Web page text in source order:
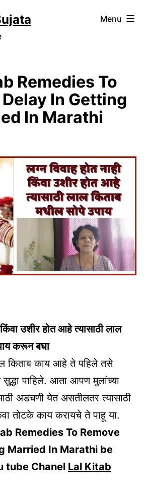
Menu
Remedies To
In Getting
In Marathi
किंवा उशीर होत आहे त्यासाठी लाल
करून बघा
किताब काय आहे ते पहिले तसे
सुद्धा पाहिले. आता आपण मुलांच्या
अडचणी येत असतीलतर त्यासाठी
तोटके काय करायचे ते पाहू या.
Remedies To Remove
Married In Marathi be
tube Chanel Lal Kitab